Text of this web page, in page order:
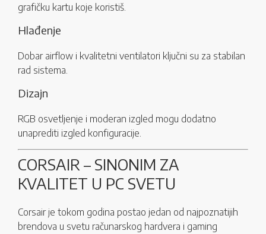
grafičku kartu koje koristiš.
Hlađenje
Dobar airflow i kvalitetni ventilatori ključni su za stabilan
rad sistema.
Dizajn
RGB osvetljenje i moderan izgled mogu dodatno
unaprediti izgled konfiguracije.
CORSAIR – SINONIM ZA
KVALITET U PC SVETU
Corsair je tokom godina postao jedan od najpoznatijih
brendova u svetu računarskog hardvera i gaming